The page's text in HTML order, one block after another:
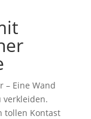
– Eine Wand
verkleiden.
tollen Kontast